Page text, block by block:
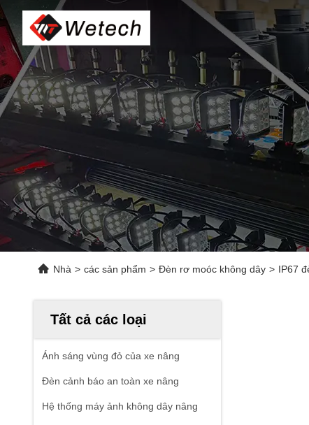
Nhà > các sản phẩm > Đèn rơ moóc không dây > IP67
Tất cả các loại
Ánh sáng vùng đỏ của xe nâng
Đèn cảnh báo an toàn xe nâng
Hệ thống máy ảnh không dây nâng